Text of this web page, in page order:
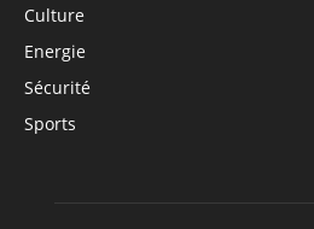
Culture
Energie
Sécurité
Sports